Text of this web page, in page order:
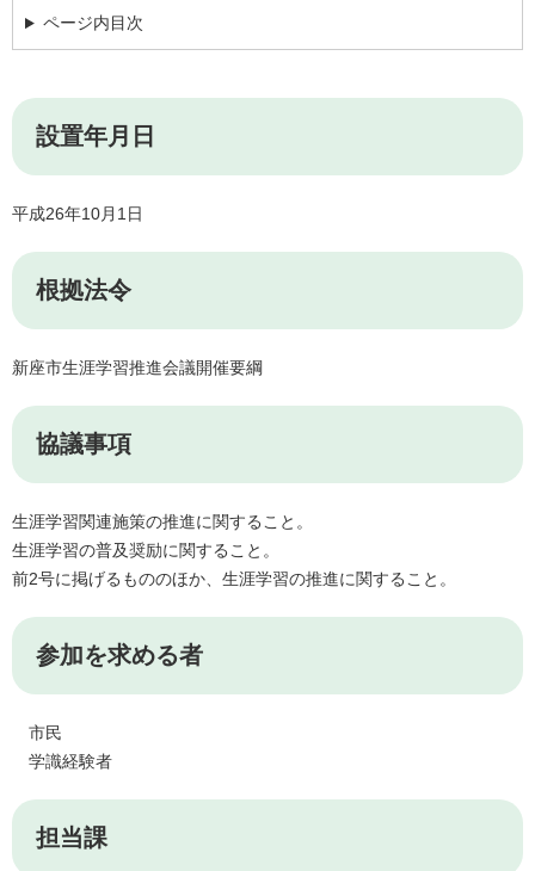
ページ内目次
設置年月日
平成26年10月1日
根拠法令
新座市生涯学習推進会議開催要綱
協議事項
生涯学習関連施策の推進に関すること。
生涯学習の普及奨励に関すること。
前2号に掲げるもののほか、生涯学習の推進に関すること。
参加を求める者
市民
学識経験者
担当課